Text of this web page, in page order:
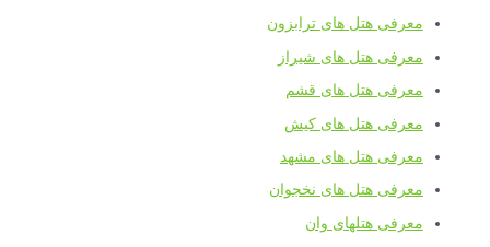
معرفی هتل های ترابزون
معرفی هتل های شیراز
معرفی هتل های قشم
معرفی هتل های کیش
معرفی هتل های مشهد
معرفی هتل های نخجوان
معرفی هتلهای وان